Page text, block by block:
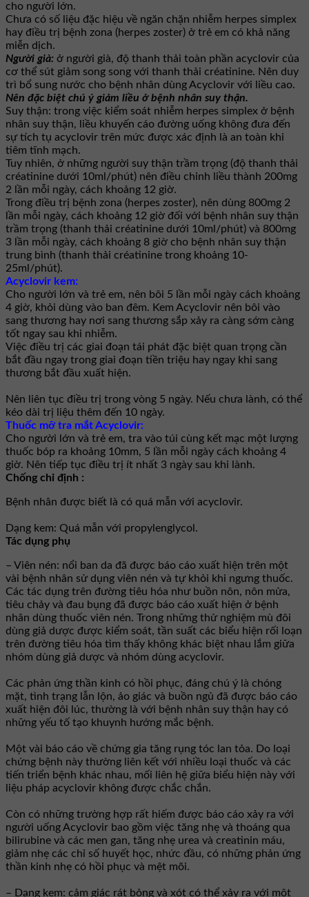
cho người lớn.
Chưa có số liệu đặc hiệu về ngăn chặn nhiễm herpes simplex
hay điều trị bệnh zona (herpes zoster) ở trẻ em có khả năng
miễn dịch.
Người già: ở người già, độ thanh thải toàn phần acyclovir của
cơ thể sút giảm song song với thanh thải créatinine. Nên duy
trì bổ sung nước cho bệnh nhân dùng Acyclovir với liều cao.
Nên đặc biệt chú ý giảm liều ở bệnh nhân suy thận.
Suy thận: trong việc kiểm soát nhiễm herpes simplex ở bệnh
nhân suy thận, liều khuyến cáo đường uống không đưa đến
sự tích tụ acyclovir trên mức được xác định là an toàn khi
tiêm tĩnh mạch.
Tuy nhiên, ở những người suy thận trầm trọng (độ thanh thải
créatinine dưới 10ml/phút) nên điều chỉnh liều thành 200mg
2 lần mỗi ngày, cách khoảng 12 giờ.
Trong điều trị bệnh zona (herpes zoster), nên dùng 800mg 2
lần mỗi ngày, cách khoảng 12 giờ đối với bệnh nhân suy thận
trầm trọng (thanh thải créatinine dưới 10ml/phút) và 800mg
3 lần mỗi ngày, cách khoảng 8 giờ cho bệnh nhân suy thận
trung bình (thanh thải créatinine trong khoảng 10-
25ml/phút).
Acyclovir kem:
Cho người lớn và trẻ em, nên bôi 5 lần mỗi ngày cách khoảng
4 giờ, khỏi dùng vào ban đêm. Kem Acyclovir nên bôi vào
sang thương hay nơi sang thương sắp xảy ra càng sớm càng
tốt ngay sau khi nhiễm.
Việc điều trị các giai đoạn tái phát đặc biệt quan trọng cần
bắt đầu ngay trong giai đoạn tiền triệu hay ngay khi sang
thương bắt đầu xuất hiện.
Nên liên tục điều trị trong vòng 5 ngày. Nếu chưa lành, có thể
kéo dài trị liệu thêm đến 10 ngày.
Thuốc mỡ tra mắt Acyclovir:
Cho người lớn và trẻ em, tra vào túi cùng kết mạc một lượng
thuốc bóp ra khoảng 10mm, 5 lần mỗi ngày cách khoảng 4
giờ. Nên tiếp tục điều trị ít nhất 3 ngày sau khi lành.
Chống chỉ định :
Bệnh nhân được biết là có quá mẫn với acyclovir.
Dạng kem: Quá mẫn với propylenglycol.
Tác dụng phụ
– Viên nén: nổi ban da đã được báo cáo xuất hiện trên một
vài bệnh nhân sử dụng viên nén và tự khỏi khi ngưng thuốc.
Các tác dụng trên đường tiêu hóa như buồn nôn, nôn mửa,
tiêu chảy và đau bụng đã được báo cáo xuất hiện ở bệnh
nhân dùng thuốc viên nén. Trong những thử nghiệm mù đôi
dùng giả dược được kiểm soát, tần suất các biểu hiện rối loạn
trên đường tiêu hóa tìm thấy không khác biệt nhau lắm giữa
nhóm dùng giả dược và nhóm dùng acyclovir.
Các phản ứng thần kinh có hồi phục, đáng chú ý là chóng
mặt, tình trạng lẫn lộn, ảo giác và buồn ngủ đã được báo cáo
xuất hiện đôi lúc, thường là với bệnh nhân suy thận hay có
những yếu tố tạo khuynh hướng mắc bệnh.
Một vài báo cáo về chứng gia tăng rụng tóc lan tỏa. Do loại
chứng bệnh này thường liên kết với nhiều loại thuốc và các
tiến triển bệnh khác nhau, mối liên hệ giữa biểu hiện này với
liệu pháp acyclovir không được chắc chắn.
Còn có những trường hợp rất hiếm được báo cáo xảy ra với
người uống Acyclovir bao gồm việc tăng nhẹ và thoáng qua
bilirubine và các men gan, tăng nhẹ urea và creatinin máu,
giảm nhẹ các chỉ số huyết học, nhức đầu, có những phản ứng
thần kinh nhẹ có hồi phục và mệt mõi.
– Dạng kem: cảm giác rát bỏng và xót có thể xảy ra với một